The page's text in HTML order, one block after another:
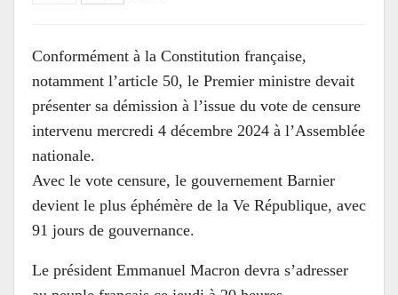
Conformément à la Constitution française,
notamment l’article 50, le Premier ministre devait
présenter sa démission à l’issue du vote de censure
intervenu mercredi 4 décembre 2024 à l’Assemblée
nationale.
Avec le vote censure, le gouvernement Barnier
devient le plus éphémère de la Ve République, avec
91 jours de gouvernance.
Le président Emmanuel Macron devra s’adresser